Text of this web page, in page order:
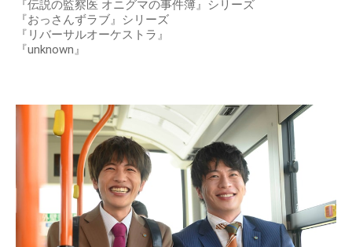
『伝説の監察医 オニグマの事件簿』シリーズ
『おっさんずラブ』シリーズ
『リバーサルオーケストラ』
『unknown』